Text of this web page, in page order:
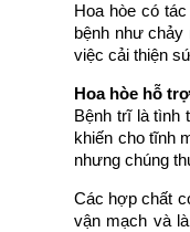
Hoa hòe có
bệnh như chảy
việc cải thiện
Hoa hòe hỗ
Bệnh trĩ là tình
khiến cho tĩnh
nhưng chúng
Các hợp chất
vận mạch và